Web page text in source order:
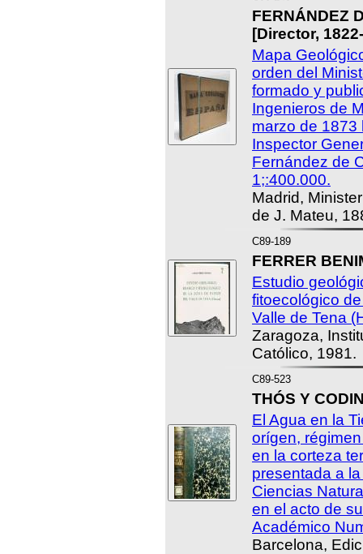
FERNÁNDEZ
[Director,
Mapa
orden del
formado y
Ingenieros de
marzo de 1873
Inspector
Fernández de
1;:400.000.
Madrid,
de J. Mateu,
C89-189
FERRER
Estudio
fitoecológico
Valle de Tena
Zaragoza,
Católico, 1981.
C89-523
THÓS Y
El Agua en la
orígen,
en la corteza
presentada a
Ciencias
en el acto de
Académico
Barcelona,